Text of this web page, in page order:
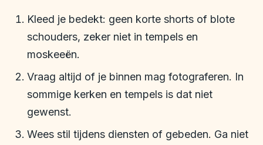
Kleed je bedekt: geen korte shorts of blote
schouders, zeker niet in tempels en
moskeeën.
Vraag altijd of je binnen mag fotograferen. In
sommige kerken en tempels is dat niet
gewenst.
Wees stil tijdens diensten of gebeden. Ga niet